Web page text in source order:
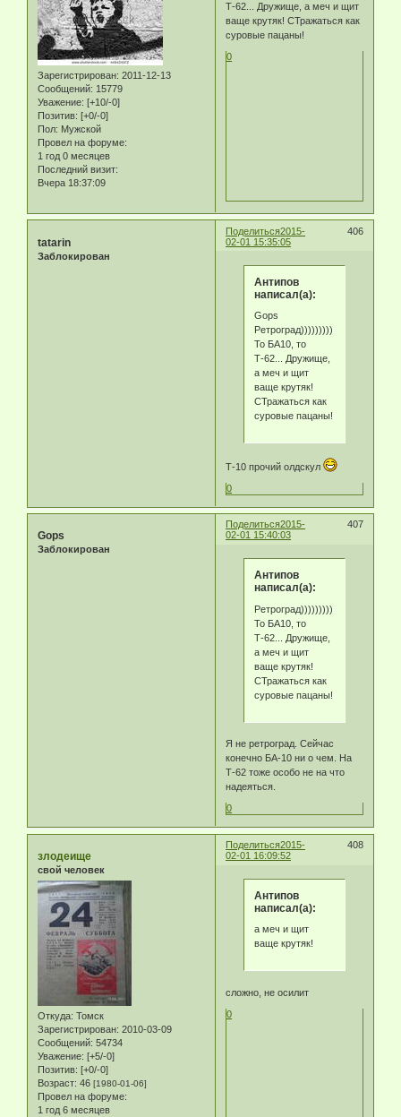
Зарегистрирован: 2011-12-13
Сообщений: 15779
Уважение: [+10/-0]
Позитив: [+0/-0]
Пол: Мужской
Провел на форуме:
1 год 0 месяцев
Последний визит:
Вчера 18:37:09
Т-62... Дружище, а меч и щит
ваще крутяк! СТражаться как
суровые пацаны!
0
Поделиться 406
2015-
02-01 15:35:05
tatarin
Заблокирован
Антипов
написал(а):
Gops
Ретроград)))))))))
То БА10, то
Т-62... Дружище,
а меч и щит
ваще крутяк!
СТражаться как
суровые пацаны!
Т-10 прочий олдскул
0
Поделиться 407
2015-
02-01 15:40:03
Gops
Заблокирован
Антипов
написал(а):
Ретроград)))))))))
То БА10, то
Т-62... Дружище,
а меч и щит
ваще крутяк!
СТражаться как
суровые пацаны!
Я не ретроград. Сейчас
конечно БА-10 ни о чем. На
Т-62 тоже особо не на что
надеяться.
0
Поделиться 408
2015-
02-01 16:09:52
злодеище
свой человек
Откуда: Томск
Зарегистрирован: 2010-03-09
Сообщений: 54734
Уважение: [+5/-0]
Позитив: [+0/-0]
Возраст: 46 [1980-01-06]
Провел на форуме:
1 год 6 месяцев
Антипов
написал(а):
а меч и щит
ваще крутяк!
сложно, не осилит
0